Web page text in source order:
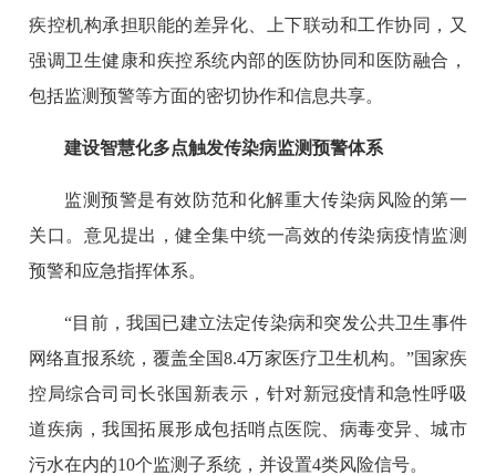
疾控机构承担职能的差异化、上下联动和工作协同，又
强调卫生健康和疾控系统内部的医防协同和医防融合，
包括监测预警等方面的密切协作和信息共享。
建设智慧化多点触发传染病监测预警体系
监测预警是有效防范和化解重大传染病风险的第一
关口。意见提出，健全集中统一高效的传染病疫情监测
预警和应急指挥体系。
“目前，我国已建立法定传染病和突发公共卫生事件
网络直报系统，覆盖全国8.4万家医疗卫生机构。”国家疾
控局综合司司长张国新表示，针对新冠疫情和急性呼吸
道疾病，我国拓展形成包括哨点医院、病毒变异、城市
污水在内的10个监测子系统，并设置4类风险信号。